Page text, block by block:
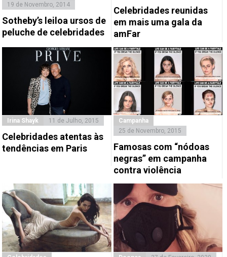
19 de Novembro, 2014
Sotheby’s leiloa ursos de
peluche de celebridades
Celebridades reunidas
em mais uma gala da
amFar
Irina Shayk 11 de Julho, 2015
Celebridades atentas às
tendências em Paris
Campanha
25 de Novembro, 2015
Famosas com “nódoas
negras” em campanha
contra violência